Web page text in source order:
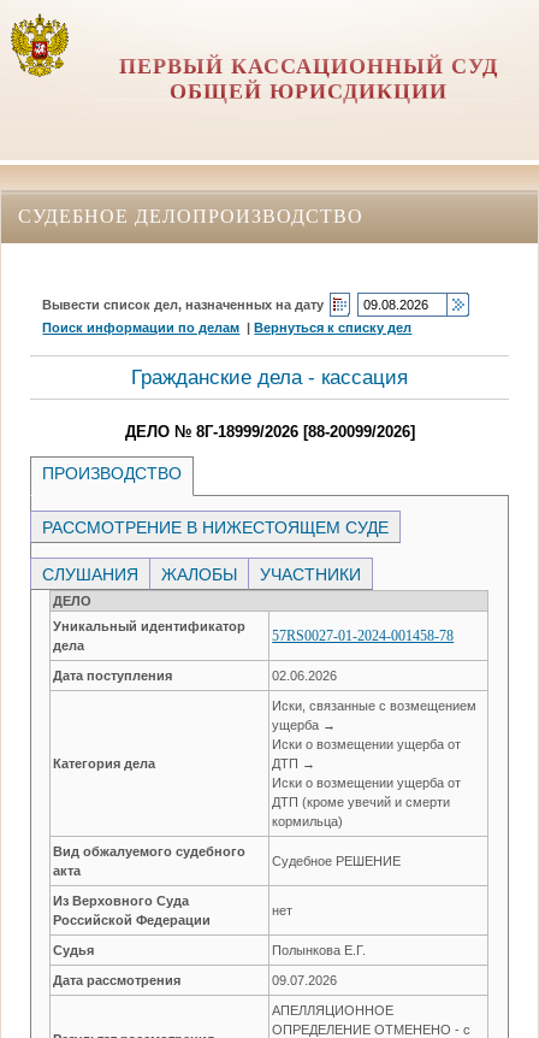
ПЕРВЫЙ КАССАЦИОННЫЙ СУД
ОБЩЕЙ ЮРИСДИКЦИИ
СУДЕБНОЕ ДЕЛОПРОИЗВОДСТВО
Вывести список дел, назначенных на дату
Поиск информации по делам |Вернуться к списку дел
Гражданские дела - кассация
ДЕЛО № 8Г-18999/2026 [88-20099/2026]
ПРОИЗВОДСТВО
РАССМОТРЕНИЕ В НИЖЕСТОЯЩЕМ СУДЕ
СЛУШАНИЯ ЖАЛОБЫ УЧАСТНИКИ
ДЕЛО
Уникальный идентификатор
дела
57RS0027-01-2024-001458-78
Дата поступления 02.06.2026
Категория дела
Иски, связанные с возмещением
ущерба →
Иски о возмещении ущерба от
ДТП →
Иски о возмещении ущерба от
ДТП (кроме увечий и смерти
кормильца)
Вид обжалуемого судебного
акта
Судебное РЕШЕНИЕ
Из Верховного Суда
Российской Федерации
нет
Судья Полынкова Е.Г.
Дата рассмотрения 09.07.2026
АПЕЛЛЯЦИОННОЕ
ОПРЕДЕЛЕНИЕ ОТМЕНЕНО - с